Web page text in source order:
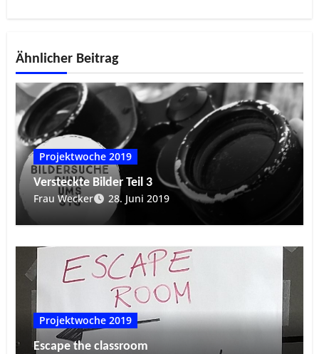
Ähnlicher Beitrag
Projektwoche 2019
Versteckte Bilder Teil 3
Frau Wecker
28. Juni 2019
Projektwoche 2019
Escape the classroom